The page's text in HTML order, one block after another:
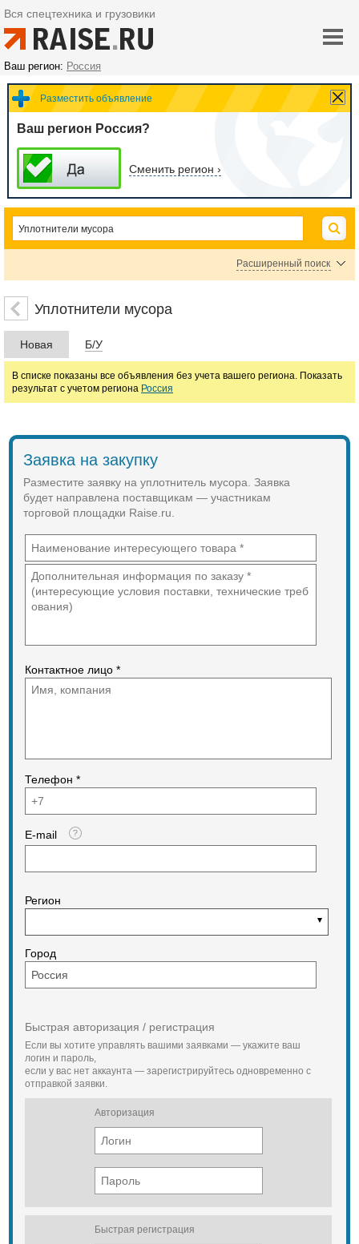
Вся спецтехника и грузовики
Ваш регион: Россия
Разместить объявление
Ваш регион Россия?
Сменить регион ›
Расширенный поиск
Цена
руб.
Марка
Уплотнители мусора
Новая Б/У
В списке показаны все объявления без учета вашего региона. Показать
результат с учетом региона Россия
Заявка на закупку
Разместите заявку на уплотнитель мусора. Заявка
будет направлена поставщикам — участникам
торговой площадки Raise.ru.
Контактное лицо *
Телефон *
E-mail
Регион
Город
Быстрая авторизация / регистрация
Если вы хотите управлять вашими заявками — укажите ваш
логин и пароль,
если у вас нет аккаунта — зарегистрируйтесь одновременно с
отправкой заявки.
Авторизация
Быстрая регистрация